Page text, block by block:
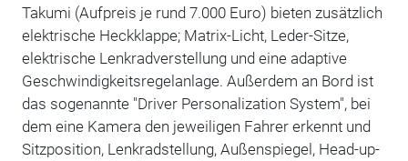
Takumi (Aufpreis je rund 7.000 Euro) bieten zusätzlich
elektrische Heckklappe; Matrix-Licht, Leder-Sitze,
elektrische Lenkradverstellung und eine adaptive
Geschwindigkeitsregelanlage. Außerdem an Bord ist
das sogenannte "Driver Personalization System", bei
dem eine Kamera den jeweiligen Fahrer erkennt und
Sitzposition, Lenkradstellung, Außenspiegel, Head-up-